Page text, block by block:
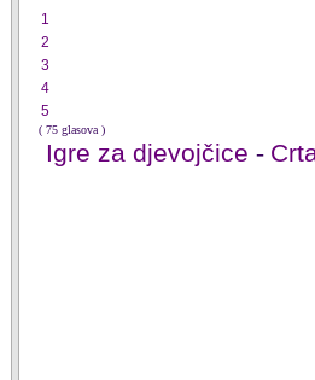
1
2
3
4
5
( 75 glasova )
Igre za djevojčice -